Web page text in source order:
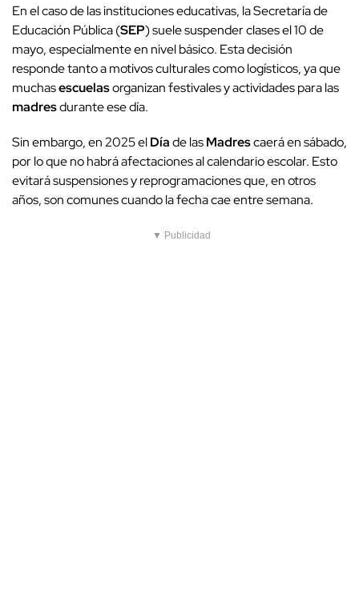
En el caso de las instituciones educativas, la Secretaría de
Educación Pública (SEP) suele suspender clases el 10 de
mayo, especialmente en nivel básico. Esta decisión
responde tanto a motivos culturales como logísticos, ya que
muchasescuelasorganizan festivales y actividades para las
madresdurante ese día.
Sin embargo, en 2025 elDíade lasMadrescaerá en sábado,
por lo que no habrá afectaciones al calendario escolar. Esto
evitará suspensiones y reprogramaciones que, en otros
años, son comunes cuando la fecha cae entre semana.
▼ Publicidad